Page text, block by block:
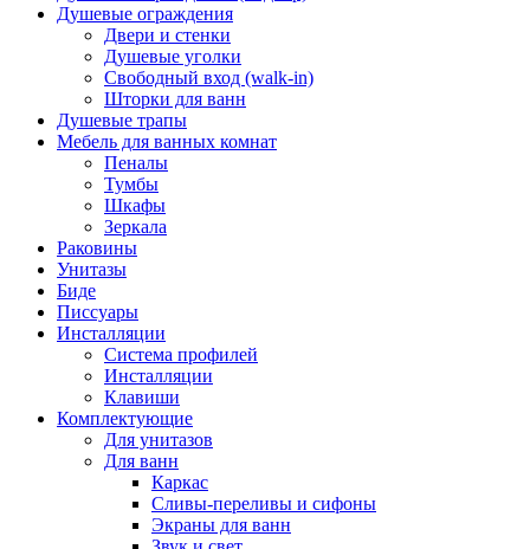
Душевые ограждения
Двери и стенки
Душевые уголки
Свободный вход (walk-in)
Шторки для ванн
Душевые трапы
Мебель для ванных комнат
Пеналы
Тумбы
Шкафы
Зеркала
Раковины
Унитазы
Биде
Писсуары
Инсталляции
Система профилей
Инсталляции
Клавиши
Комплектующие
Для унитазов
Для ванн
Каркас
Сливы-переливы и сифоны
Экраны для ванн